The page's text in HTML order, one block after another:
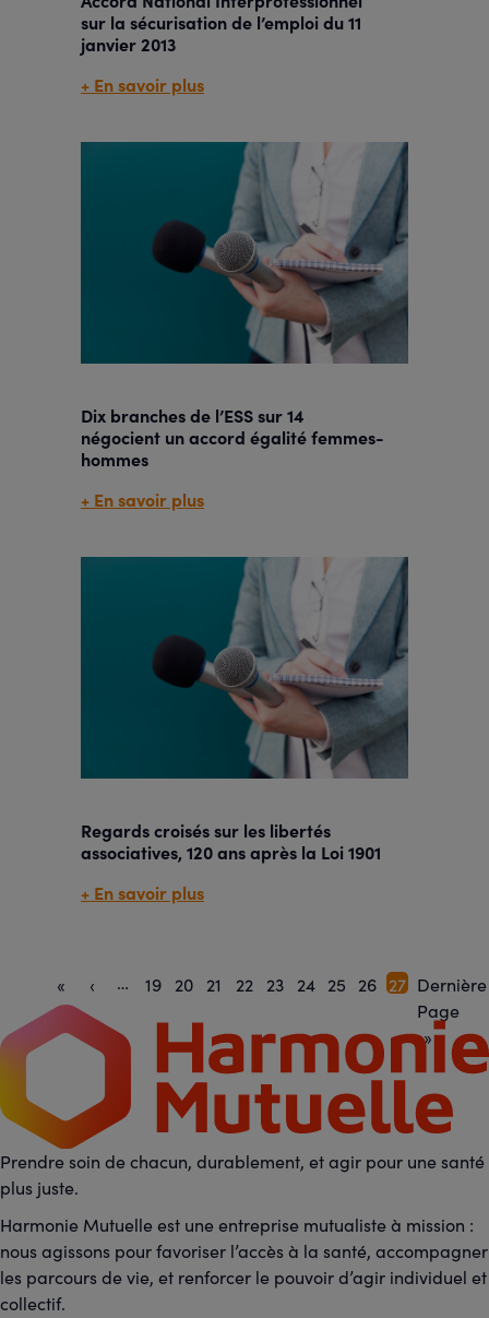
sur la sécurisation de l’emploi du 11
janvier 2013
+ En savoir plus
Dix branches de l’ESS sur 14
négocient un accord égalité femmes-
hommes
+ En savoir plus
Regards croisés sur les libertés
associatives, 120 ans après la Loi 1901
+ En savoir plus
Pagination
Première
page
«
Page
précédente
‹ … Page
19 Page
20 Page
21 Page
22 Page
23 Page
24 Page
25 Page
26 Page
courante
27 Dernière
page
Dernière
Page
»
Prendre soin de chacun, durablement, et agir pour une santé
plus juste.
Harmonie Mutuelle est une entreprise mutualiste à mission :
nous agissons pour favoriser l’accès à la santé, accompagner
les parcours de vie, et renforcer le pouvoir d’agir individuel et
collectif.